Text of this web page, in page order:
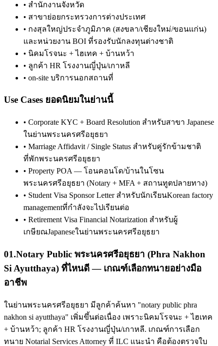
• สำนักงานจังหวัด
• สาขาย่อยกระทรวงการต่างประเทศ
• กงสุลใหญ่ประจำภูมิภาค (สงขลา/เชียงใหม่/ขอนแก่น)
และหน่วยงาน BOI ที่รองรับนักลงทุนต่างชาติ
• นิคมโรจนะ + ไฮเทค + บ้านหว้า
• ลูกค้า HR โรงงานญี่ปุ่น/เกาหลี
• on-site บริการนอกสถานที่
Use Cases ยอดนิยมในย่านนี้
• Corporate KYC + Board Resolution สำหรับสาขา Japanese
ในย่านพระนครศรีอยุธยา
• Marriage Affidavit / Single Status สำหรับคู่รักข้ามชาติ
ที่พักพระนครศรีอยุธยา
• Property POA — โอนคอนโด/บ้านในโซน
พระนครศรีอยุธยา (Notary + MFA + สถานทูตปลายทาง)
• Student Visa Sponsor Letter สำหรับนักเรียนKorean factory
managementที่กำลังจะไปเรียนต่อ
• Retirement Visa Financial Notarization สำหรับผู้
เกษียณJapaneseในย่านพระนครศรีอยุธยา
01.Notary Public พระนครศรีอยุธยา (Phra Nakhon
Si Ayutthaya) ที่ไหนดี — เกณฑ์เลือกทนายอย่างมือ
อาชีพ
ในย่านพระนครศรีอยุธยา มีลูกค้าค้นหา "notary public phra
nakhon si ayutthaya" เพิ่มขึ้นต่อเนื่อง เพราะนิคมโรจนะ + ไฮเทค
+ บ้านหว้า; ลูกค้า HR โรงงานญี่ปุ่น/เกาหลี. เกณฑ์การเลือก
ทนาย Notarial Services Attorney ที่ ILC แนะนำ คือต้องตรวจใบ